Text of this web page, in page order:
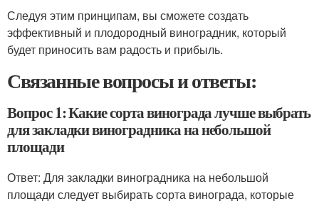
Следуя этим принципам, вы сможете создать
эффективный и плодородный виноградник, который
будет приносить вам радость и прибыль.
Связанные вопросы и ответы:
Вопрос 1: Какие сорта винограда лучше выбрать
для закладки виноградника на небольшой
площади
Ответ: Для закладки виноградника на небольшой
площади следует выбирать сорта винограда, которые